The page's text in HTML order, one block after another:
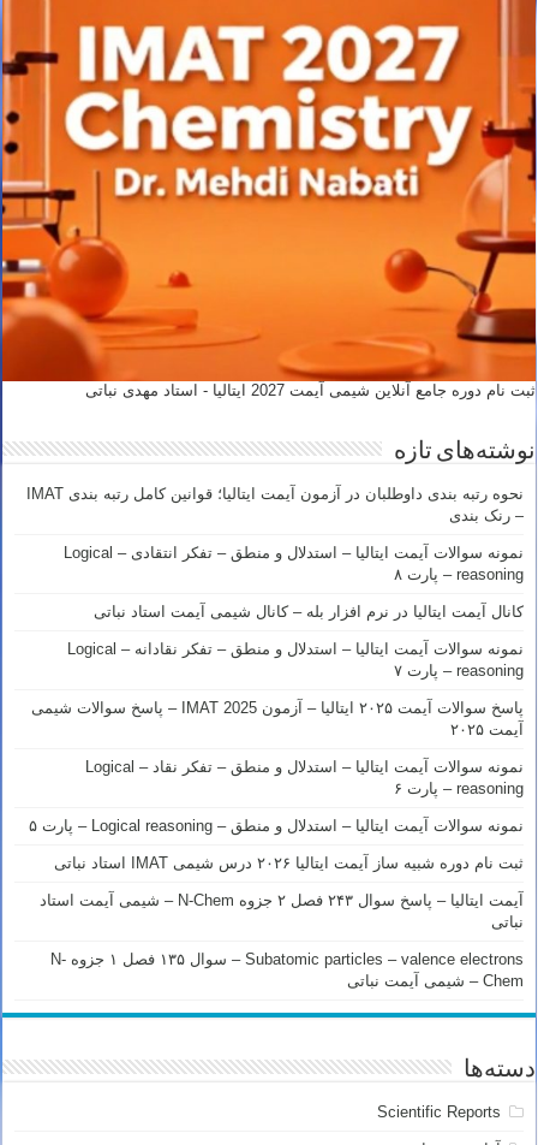
ثبت نام دوره جامع آنلاین شیمی آیمت 2027 ایتالیا - استاد مهدی نباتی
نوشته‌های تازه
نحوه رتبه بندی داوطلبان در آزمون آیمت ایتالیا؛ قوانین کامل رتبه بندی IMAT
– رنک بندی
نمونه سوالات آیمت ایتالیا – استدلال و منطق – تفکر انتقادی – Logical
reasoning – پارت ۸
کانال آیمت ایتالیا در نرم افزار بله – کانال شیمی آیمت استاد نباتی
نمونه سوالات آیمت ایتالیا – استدلال و منطق – تفکر نقادانه – Logical
reasoning – پارت ۷
پاسخ سوالات آیمت ۲۰۲۵ ایتالیا – آزمون IMAT 2025 – پاسخ سوالات شیمی
آیمت ۲۰۲۵
نمونه سوالات آیمت ایتالیا – استدلال و منطق – تفکر نقاد – Logical
reasoning – پارت ۶
نمونه سوالات آیمت ایتالیا – استدلال و منطق – Logical reasoning – پارت ۵
ثبت نام دوره شبیه ساز آیمت ایتالیا ۲۰۲۶ درس شیمی IMAT استاد نباتی
آیمت ایتالیا – پاسخ سوال ۲۴۳ فصل ۲ جزوه N-Chem – شیمی آیمت استاد
نباتی
Subatomic particles – valence electrons – سوال ۱۳۵ فصل ۱ جزوه N-
Chem – شیمی آیمت نباتی
دسته‌ها
Scientific Reports